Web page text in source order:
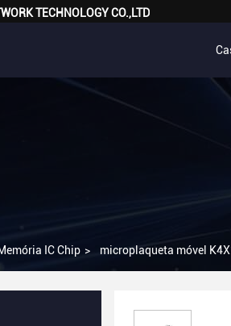
TECHNOLOGY CO.,LTD
IC Chip > microplaqueta móvel